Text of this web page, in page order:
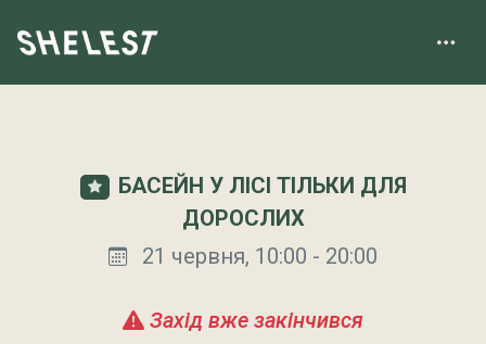
БАСЕЙН У ЛІСІ ТІЛЬКИ ДЛЯ
ДОРОСЛИХ
21 червня, 10:00 - 20:00
Захід вже закінчився